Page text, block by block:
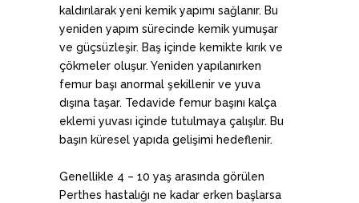
kaldırılarak yeni kemik yapımı sağlanır. Bu
yeniden yapım sürecinde kemik yumuşar
ve güçsüzleşir. Baş içinde kemikte kırık ve
çökmeler oluşur. Yeniden yapılanırken
femur başı anormal şekillenir ve yuva
dışına taşar. Tedavide femur başını kalça
eklemi yuvası içinde tutulmaya çalışılır. Bu
başın küresel yapıda gelişimi hedeflenir.
Genellikle 4 – 10 yaş arasında görülen
Perthes hastalığı ne kadar erken başlarsa